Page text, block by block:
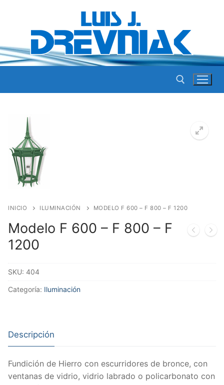
contenido
INICIO ILUMINACIÓN MODELO F 600 – F 800 – F 1200
Modelo F 600 – F 800 – F
1200
SKU: 404
Categoría: Iluminación
Descripción
Fundición de Hierro con escurridores de bronce, con
ventanas de vidrio, vidrio labrado o policarbonato con